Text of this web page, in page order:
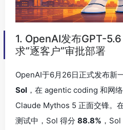
1. OpenAI发布GPT-
求”逐客户”审批部署
OpenAI于6月26日正式发布新
Sol ，在 agentic coding 和网
Claude Mythos 5 正面交锋。
测试中，Sol 得分 88.8% ，